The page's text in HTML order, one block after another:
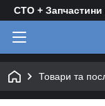
СТО + Запчастини
Товари та